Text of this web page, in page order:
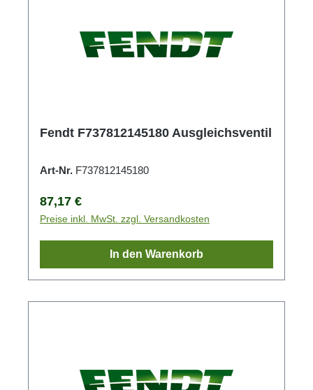
Fendt F737812145180 Ausgleichsventil
Art-Nr. F737812145180
Regulärer Preis:
87,17 €
Preise inkl. MwSt. zzgl. Versandkosten
In den Warenkorb